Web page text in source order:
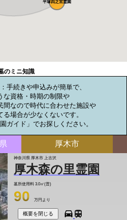
平塚四之宮霊園
のミニ知識
：手続きや申込みが簡単で、
な資格・時期の制限や
間なので時代に合わせた施設や
場合が少なくないです。
ガイド」でお探しください。
厚木市
神奈川県 厚木市 上古沢
厚木森の里霊園
墓所使用料 3.0㎡(普)
90 万円より
概要を閉じる